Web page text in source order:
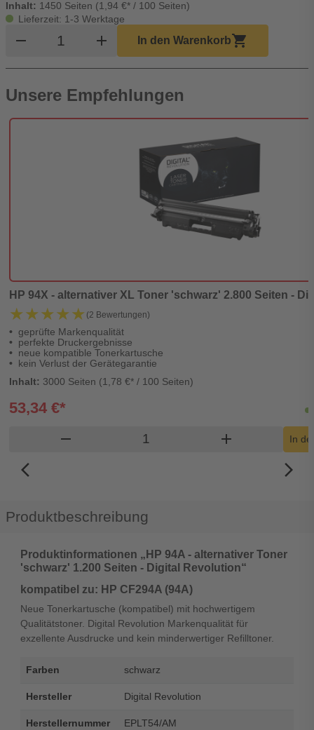
Inhalt: 1450 Seiten (1,94 €* / 100 Seiten)
Lieferzeit: 1-3 Werktage
remove Produkt Warenkorb Menge
add In den Warenkorbshopping_cart
Unsere Empfehlungen
HP 94X - alternativer XL Toner 'schwarz' 2.800 Seiten -
★★★★★
★★★★★ (2 Bewertungen)
geprüfte Markenqualität
perfekte Druckergebnisse
neue kompatible Tonerkartusche
kein Verlust der Gerätegarantie
Inhalt: 3000 Seiten (1,78 €* / 100 Seiten)
53,34 €*
remove Produkt Warenkorb Menge
add In
arrow_back_ios_new arrow_forward_ios
Produktbeschreibung
Produktinformationen „HP 94A - alternativer Toner
'schwarz' 1.200 Seiten - Digital Revolution“
kompatibel zu: HP CF294A (94A)
Neue Tonerkartusche (kompatibel) mit hochwertigem
Qualitätstoner. Digital Revolution Markenqualität für
exzellente Ausdrucke und kein minderwertiger Refilltoner.
Farben schwarz
Hersteller Digital Revolution
Herstellernummer EPLT54/AM